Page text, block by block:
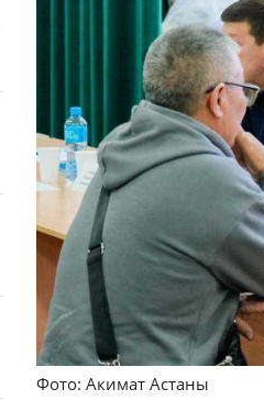
Фото: Акимат Астаны